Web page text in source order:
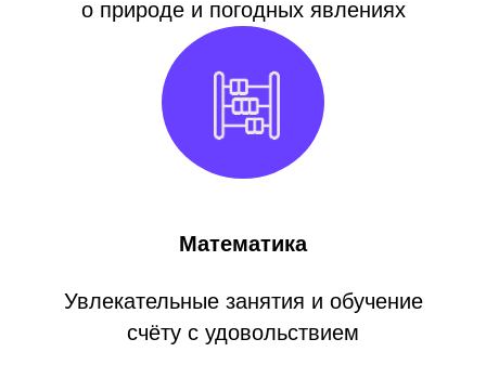
о природе и погодных явлениях
Математика
Увлекательные занятия и обучение
счёту с удовольствием